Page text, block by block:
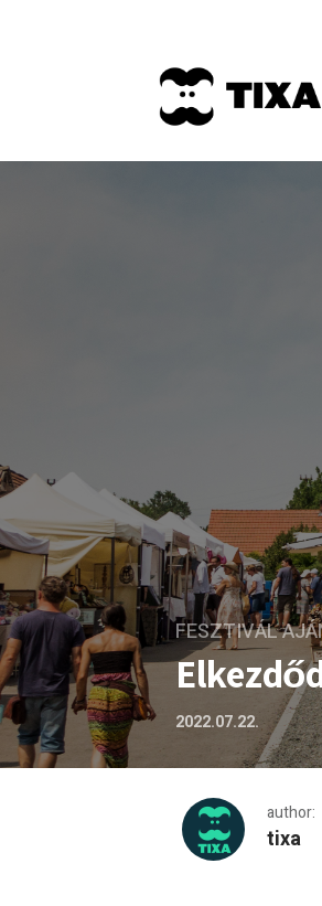
FESZTIVÁL
2022.07.22.
author:
tixa